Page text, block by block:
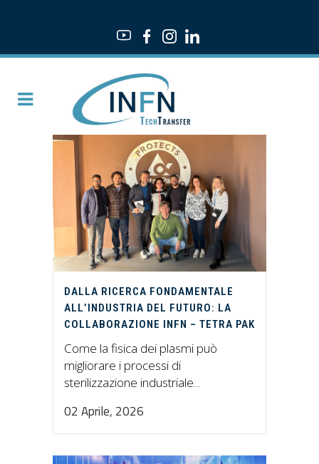
DALLA RICERCA FONDAMENTALE
ALL’INDUSTRIA DEL FUTURO: LA
COLLABORAZIONE INFN – TETRA PAK
Come la fisica dei plasmi può
migliorare i processi di
sterilizzazione industriale...
02 Aprile, 2026